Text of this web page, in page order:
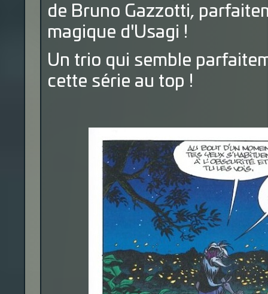
de Bruno Gazzotti,
magique d'Usagi !
Un trio qui semble
cette série au top !